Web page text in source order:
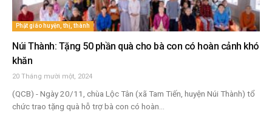
Phật giáo huyện, thị, thành
Núi Thành: Tặng 50 phần quà cho bà con có hoàn cảnh khó
khăn
20 Tháng mười một, 2024
(QCB) - Ngày 20/11, chùa Lộc Tân (xã Tam Tiến, huyện Núi Thành) tổ
chức trao tặng quà hỗ trợ bà con có hoàn...